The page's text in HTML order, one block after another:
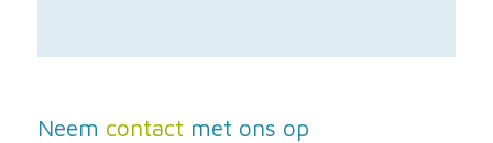
Neem contact met ons op